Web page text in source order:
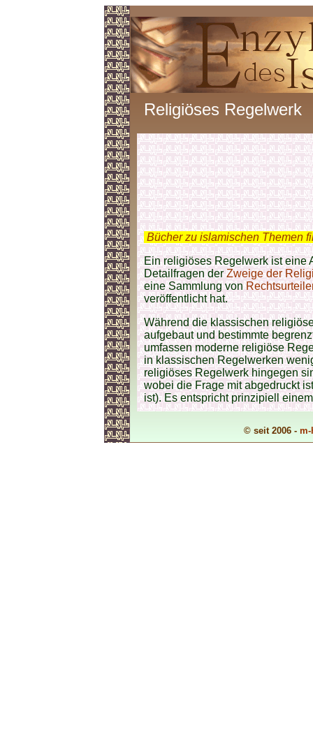
Religiöses Regelwerk
Bücher zu islamischen Themen
Ein religiöses Regelwerk ist eine
Detailfragen derZweige der
eine Sammlung von
veröffentlicht hat.
Während die klassischen
aufgebaut und bestimmte
umfassen moderne religiöse
in klassischen Regelwerken
religiöses Regelwerk hingegen
wobei die Frage mit abgedruckt
ist). Es entspricht prinzipiell
© seit 2006 - m-